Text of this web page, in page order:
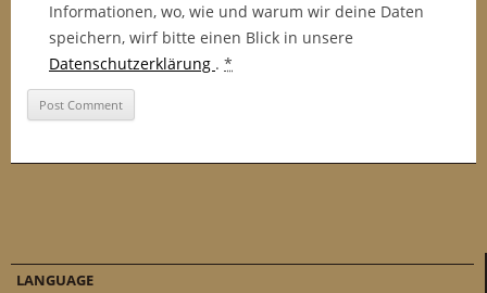
Informationen, wo, wie und warum wir deine Daten
speichern, wirf bitte einen Blick in unsere
Datenschutzerklärung . *
LANGUAGE